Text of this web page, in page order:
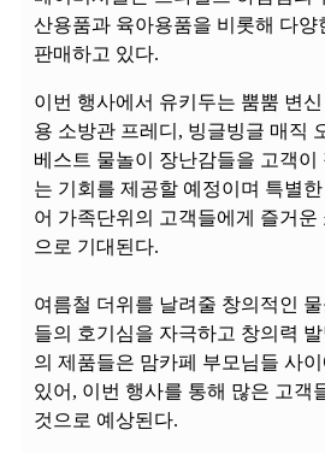
산용품과 육아용품을 비롯해 다양
판매하고 있다.
이번 행사에서 유키두는 뿜뿜 변
용 소방관 프레디, 빙글빙글 매직
베스트 물놀이 장난감들을 고객이
는 기회를 제공할 예정이며 특별
어 가족단위의 고객들에게 즐거운
으로 기대된다.
여름철 더위를 날려줄 창의적인
들의 호기심을 자극하고 창의력
의 제품들은 맘카페 부모님들 사
있어, 이번 행사를 통해 많은 고객
것으로 예상된다.